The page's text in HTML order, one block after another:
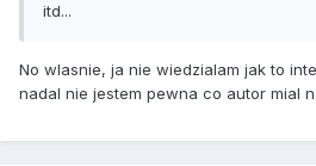
itd...
No wlasnie, ja nie wiedzialam jak to
nadal nie jestem pewna co autor mial